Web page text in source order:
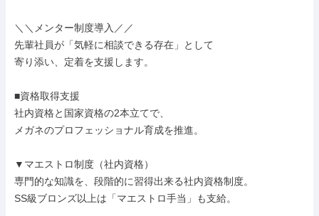
＼＼メンター制度導入／／
先輩社員が「気軽に相談できる存在」として
寄り添い、定着を支援します。
■資格取得支援
社内資格と国家資格の2本立てで、
メガネのプロフェッショナル育成を推進。
▼マエストロ制度（社内資格）
専門的な知識を、段階的に習得出来る社内資格制度。
SS級ブロンズ以上は「マエストロ手当」も支給。